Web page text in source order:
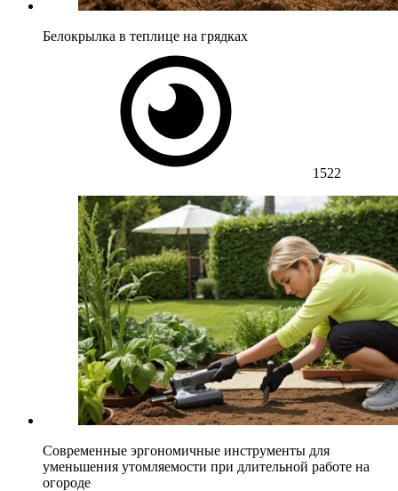
Белокрылка в теплице на грядках
1522
Современные эргономичные инструменты для
уменьшения утомляемости при длительной работе на
огороде